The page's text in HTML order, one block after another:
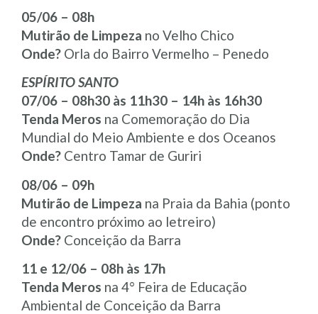
05/06 – 08h
Mutirão de Limpeza no Velho Chico
Onde? Orla do Bairro Vermelho – Penedo
ESPÍRITO SANTO
07/06 – 08h30 às 11h30 – 14h às 16h30
Tenda Meros na Comemoração do Dia
Mundial do Meio Ambiente e dos Oceanos
Onde? Centro Tamar de Guriri
08/06 – 09h
Mutirão de Limpeza na Praia da Bahia (ponto
de encontro próximo ao letreiro)
Onde? Conceição da Barra
11 e 12/06 – 08h às 17h
Tenda Meros na 4° Feira de Educação
Ambiental de Conceição da Barra